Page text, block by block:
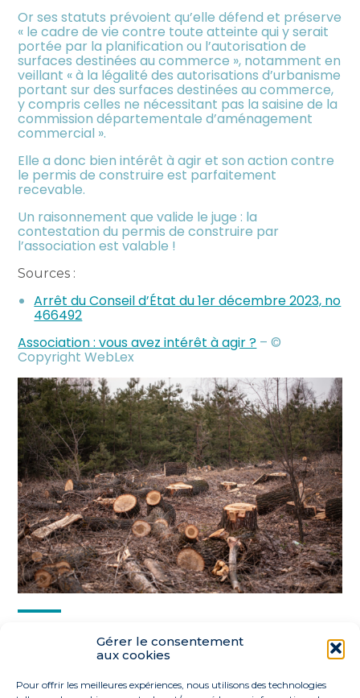
Gérer le consentement
aux cookies
Pour offrir les meilleures expériences, nous utilisons des technologies
Or ses statuts prévoient qu’elle défend et préserve
« le cadre de vie contre toute atteinte qui y serait
portée par la planification ou l’autorisation de
surfaces destinées au commerce », notamment en
veillant « à la légalité des autorisations d’urbanisme
portant sur des surfaces destinées au commerce,
y compris celles ne nécessitant pas la saisine de la
commission départementale d’aménagement
commercial ».
Elle a donc bien intérêt à agir et son action contre
le permis de construire est parfaitement
recevable.
Un raisonnement que valide le juge : la
contestation du permis de construire par
l’association est valable !
Sources :
Arrêt du Conseil d’État du 1er décembre 2023, no
466492
Association : vous avez intérêt à agir ? – ©
Copyright WebLex
FaceBook
TwitterLinkedIn